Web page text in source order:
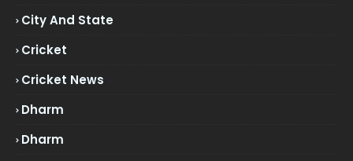
City And State
Cricket
Cricket News
Dharm
Dharm